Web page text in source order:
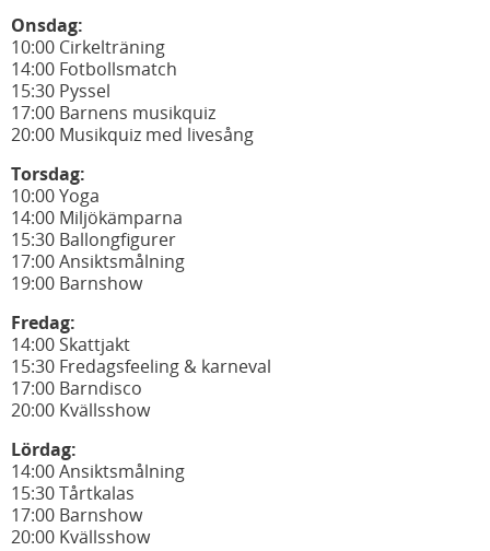
Onsdag:
10:00 Cirkelträning
14:00 Fotbollsmatch
15:30 Pyssel
17:00 Barnens musikquiz
20:00 Musikquiz med livesång
Torsdag:
10:00 Yoga
14:00 Miljökämparna
15:30 Ballongfigurer
17:00 Ansiktsmålning
19:00 Barnshow
Fredag:
14:00 Skattjakt
15:30 Fredagsfeeling & karneval
17:00 Barndisco
20:00 Kvällsshow
Lördag:
14:00 Ansiktsmålning
15:30 Tårtkalas
17:00 Barnshow
20:00 Kvällsshow